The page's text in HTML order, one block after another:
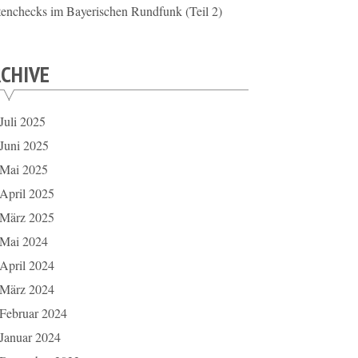
im Bayerischen Rundfunk (Teil 2)
Juli 2025
Juni 2025
Mai 2025
April 2025
März 2025
Mai 2024
April 2024
März 2024
Februar 2024
Januar 2024